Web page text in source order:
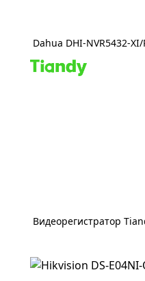
Dahua DHI-NVR5432-
Видеорегистратор